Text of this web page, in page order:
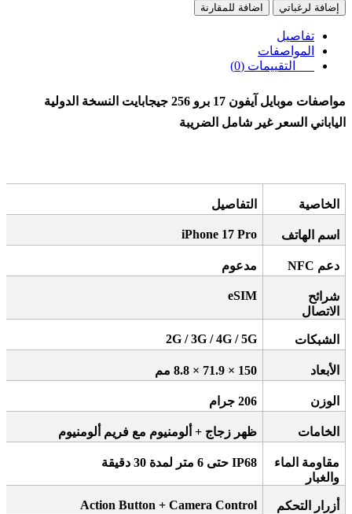
إضافة لرغباتي
اضافة للمقارنة
تفاصيل
المواصفات
التقييمات (0)
مواصفات موبايل آيفون 17 برو 256 جيجابايت النسخة الدولية
الياباني السعر غير شامل الضريبة
الخاصية التفاصيل
اسم الهاتف iPhone 17 Pro
دعم مدعوم
شرائح
الاتصال
eSIM
الشبكات 2G / 3G / 4G / 5G
الأبعاد 150 × 71.9 × 8.8 مم
الوزن 206 جرام
الخامات ظهر زجاج + ألومنيوم مع فريم ألومنيوم
مقاومة الماء
والغبار
IP68 حتى 6 متر لمدة 30 دقيقة
أزرار التحكم Action Button + Camera Control